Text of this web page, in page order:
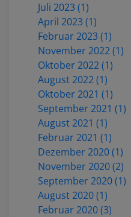
Juli 2023 (1)
April 2023 (1)
Februar 2023 (1)
November 2022 (1)
Oktober 2022 (1)
August 2022 (1)
Oktober 2021 (1)
September 2021 (1)
August 2021 (1)
Februar 2021 (1)
Dezember 2020 (1)
November 2020 (2)
September 2020 (1)
August 2020 (1)
Februar 2020 (3)